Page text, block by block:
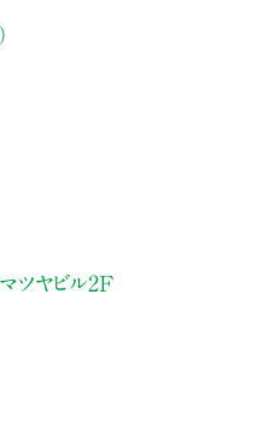
ツヤビル2F